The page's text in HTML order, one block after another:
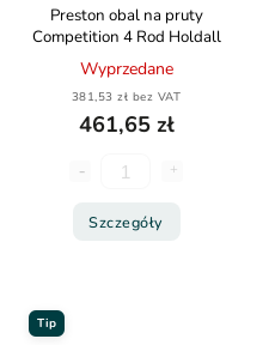
Preston obal na pruty
Competition 4 Rod Holdall
Wyprzedane
381,53 zł bez VAT
461,65 zł
Szczegóły
Tip